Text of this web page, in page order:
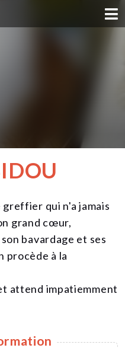
SOUTENIR
qui n'a jamais
grand cœur,
bavardage et ses
procède à la
attend impatiemment